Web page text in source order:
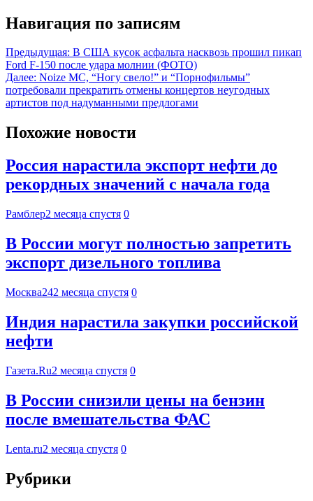
Навигация по записям
Предыдущая: В США кусок асфальта насквозь прошил пикап
Ford F-150 после удара молнии (ФОТО)
Далее: Noize MC, “Ногу свело!” и “Порнофильмы”
потребовали прекратить отмены концертов неугодных
артистов под надуманными предлогами
Похожие новости
Россия нарастила экспорт нефти до
рекордных значений с начала года
Рамблер2 месяца спустя 0
В России могут полностью запретить
экспорт дизельного топлива
Москва242 месяца спустя 0
Индия нарастила закупки российской
нефти
Газета.Ru2 месяца спустя 0
В России снизили цены на бензин
после вмешательства ФАС
Lenta.ru2 месяца спустя 0
Рубрики